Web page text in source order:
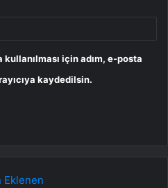
için adım, e-posta
kaydedilsin.
Eklenen